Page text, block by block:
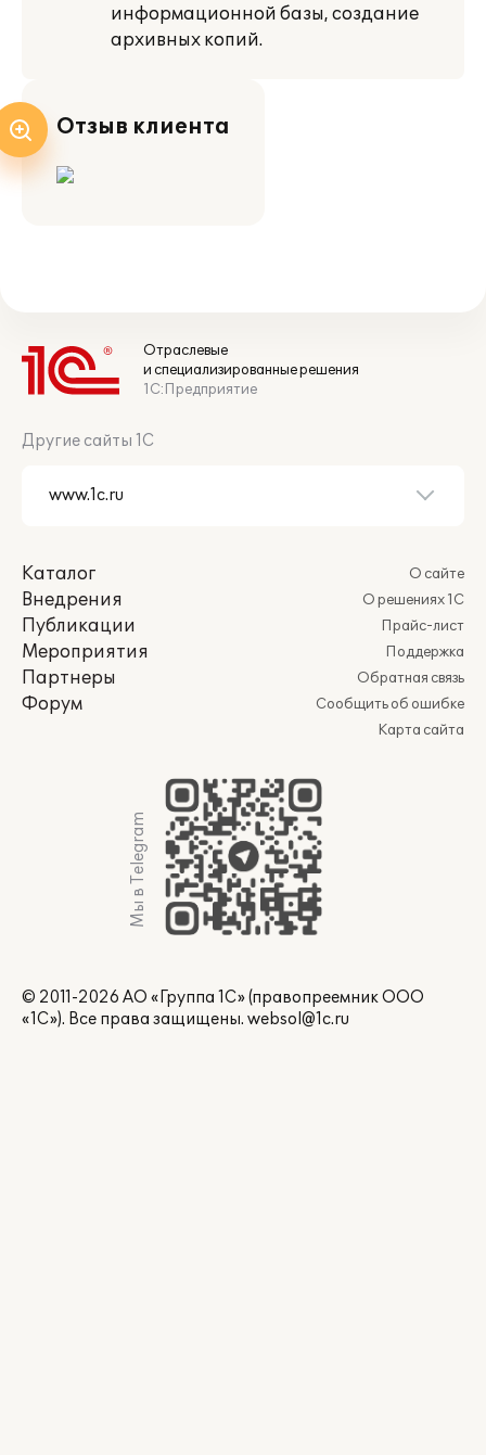
информационной базы, создание
архивных копий.
Отзыв клиента
Отраслевые
и специализированные решения
1С:Предприятие
Другие сайты 1С
Каталог
Внедрения
Публикации
Мероприятия
Партнеры
Форум
О сайте
О решениях 1С
Прайс-лист
Поддержка
Обратная связь
Сообщить об ошибке
Карта сайта
Мы в Telegram
© 2011-2026 АО «Группа 1С» (правопреемник ООО
«1С»). Все права защищены. websol@1c.ru